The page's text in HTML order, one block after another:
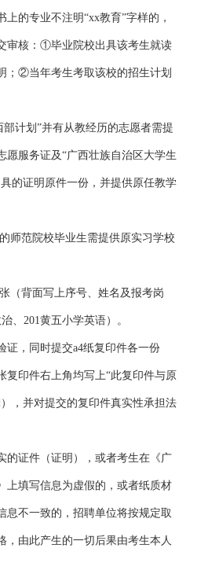
的专业不注明“xx教育”字样的，
审核：①毕业院校出具该考生就读
；②当年考生考取该校的招生计划
计划”并有从教经历的志愿者需提
愿服务证及“广西壮族自治区大学生
的证明原件一份，并提供原任教学
师范院校毕业生需提供原实习学校
（背面写上序号、姓名及报考岗
、201黄五小学英语）。
证，同时提交a4纸复印件各一份
复印件右上角均写上“此复印件与原
，并对提交的复印件真实性承担法
的证件（证明），或者考生在《广
上填写信息为虚假的，或者纸质材
息不一致的，招聘单位将按规定取
，由此产生的一切后果由考生本人